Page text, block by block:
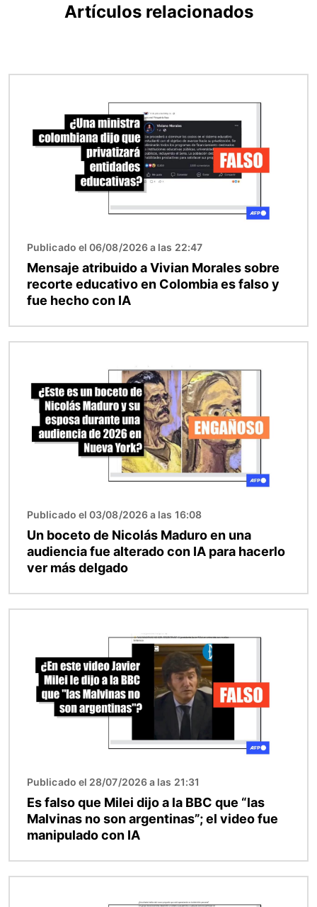
Artículos relacionados
Publicado el 06/08/2026 a las 22:47
Mensaje atribuido a Vivian Morales sobre
recorte educativo en Colombia es falso y
fue hecho con IA
Publicado el 03/08/2026 a las 16:08
Un boceto de Nicolás Maduro en una
audiencia fue alterado con IA para hacerlo
ver más delgado
Publicado el 28/07/2026 a las 21:31
Es falso que Milei dijo a la BBC que “las
Malvinas no son argentinas”; el video fue
manipulado con IA